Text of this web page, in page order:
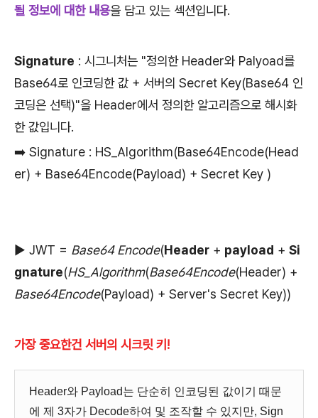
될 정보에 대한 내용을 담고 있는 섹션입니다.
Signature : 시그니처는 "정의한 Header와 Palyoad를
Base64로 인코딩한 값 + 서버의 Secret Key(Base64 인
코딩은 선택)"을 Header에서 정의한 알고리즘으로 해시화
한 값입니다.
➡️ Signature : HS_Algorithm(Base64Encode(Head
er) + Base64Encode(Payload) + Secret Key )
▶︎ JWT = Base64 Encode(Header + payload + Si
gnature(HS_Algorithm(Base64Encode(Header) +
Base64Encode(Payload) + Server's Secret Key))
가장 중요한건 서버의 시크릿 키!
Header와 Payload는 단순히 인코딩된 값이기 때문
에 제 3자가 Decode하여 및 조작할 수 있지만, Sign